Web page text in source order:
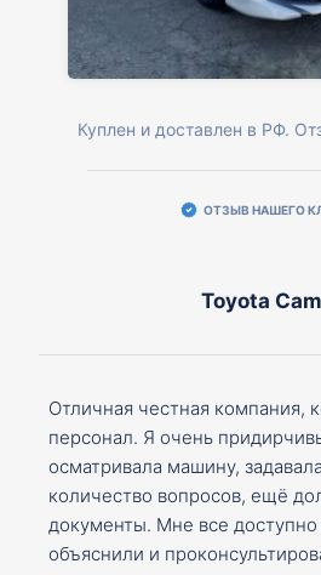
Куплен и доставлен в РФ.
ОТЗЫВ НАШЕГО
Toyota
Отличная честная компания,
персонал. Я очень
осматривала машину,
количество вопросов, ещё
документы. Мне все
объяснили и